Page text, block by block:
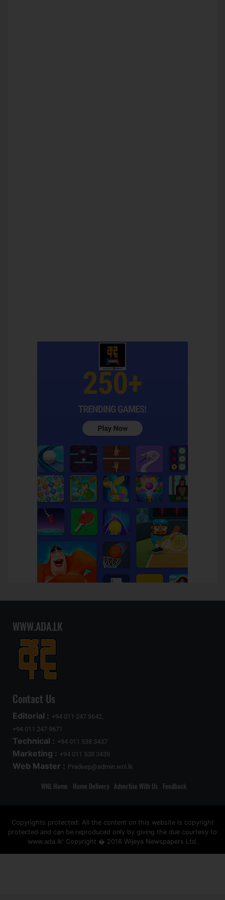
WWW.ADA.LK
Contact Us
Editorial : +94 011 247 9642,
+94 011 247 9671
Technical : +94 011 538 3437
Marketing : +94 011 538 3439
Web Master : Pradeep@admin.wnl.lk
WNL Home Home Delivery Advertise With Us Feedback
Copyrights protected: All the content on this website is copyright
protected and can be reproduced only by giving the due courtesy to
www.ada.lk' Copyright � 2018 Wijeya Newspapers Ltd.